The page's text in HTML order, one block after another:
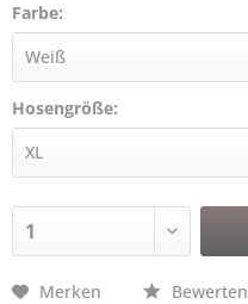
Farbe:
Hosengröße:
Merken Bewerten